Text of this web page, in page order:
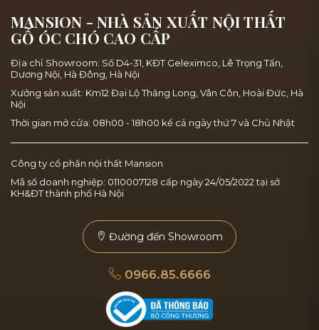
MANSION - NHÀ SẢN XUẤT NỘI THẤT
GỖ ÓC CHÓ CAO CẤP
Địa chỉ Showroom: Số D4-31, KĐT Geleximco, Lê Trọng Tấn,
Dương Nội, Hà Đông, Hà Nội
Xưởng sản xuất: Km12 Đại Lộ Thăng Long, Vân Côn, Hoài Đức, Hà
Nội
Thời gian mở cửa: 08h00 - 18h00 kể cả ngày thứ 7 và Chủ Nhật
Công ty cổ phần nội thất Mansion
Mã số doanh nghiệp: 0110007128 cấp ngày 24/05/2022 tại sở
KH&ĐT thành phố Hà Nội
Đường đến Showroom
0966.85.6666